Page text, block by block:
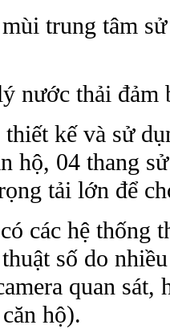
trung tâm
nước thải đảm
kế và sử
hộ, 04 thang
tải lớn để
các hệ thống
số do
quan sát,
hộ).